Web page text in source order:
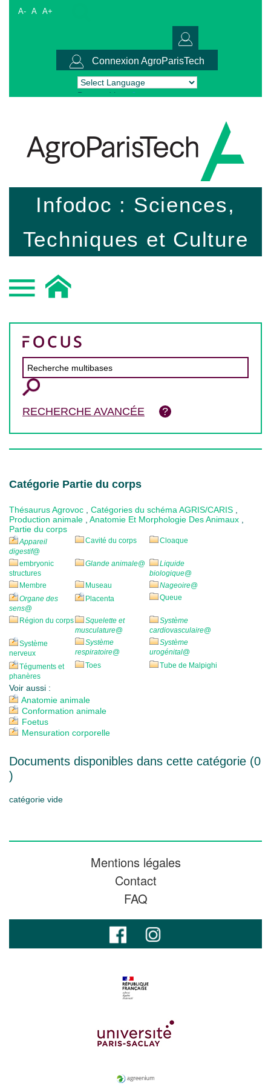
A- A A+
Connexion AgroParisTech
Powered by Translate
Infodoc : Sciences,
Techniques et Culture
RECHERCHE AVANCÉE
Catégorie Partie du corps
Thésaurus Agrovoc Catégories du schéma AGRIS/CARIS
Production animale
Anatomie Et Morphologie Des Animaux
Partie du corps
Appareil
digestif@
Cavité du corps Cloaque
embryonic
structures
Glande animale@
Liquide
biologique@
Membre
Museau Nageoire@
Organe des
sens@
Placenta Queue
Région du corps
Squelette et
musculature@
Système
cardiovasculaire@
Système
nerveux
Système
respiratoire@
Système
urogénital@
Téguments et
phanères
Toes Tube de Malpighi
Voir aussi :
Anatomie animale
Conformation animale
Foetus
Mensuration corporelle
Documents disponibles dans cette catégorie (0
)
catégorie vide
Mentions légales
Contact
FAQ